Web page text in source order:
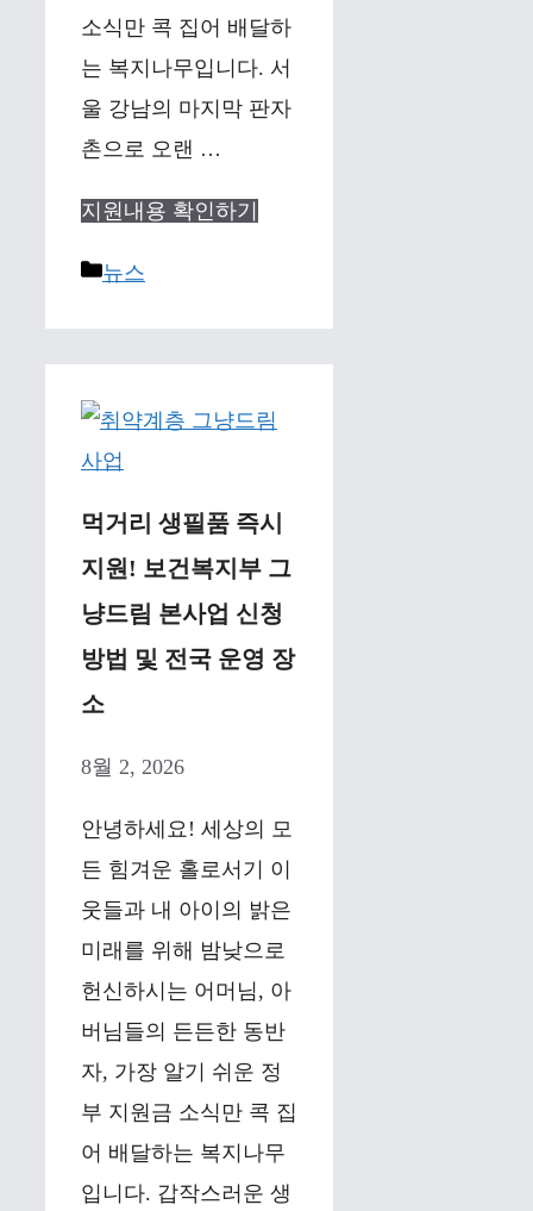
소식만 콕 집어 배달하
는 복지나무입니다. 서
울 강남의 마지막 판자
촌으로 오랜 …
지원내용 확인하기
Categories
뉴스
먹거리 생필품 즉시
지원! 보건복지부 그
냥드림 본사업 신청
방법 및 전국 운영 장
소
8월 2, 2026
안녕하세요! 세상의 모
든 힘겨운 홀로서기 이
웃들과 내 아이의 밝은
미래를 위해 밤낮으로
헌신하시는 어머님, 아
버님들의 든든한 동반
자, 가장 알기 쉬운 정
부 지원금 소식만 콕 집
어 배달하는 복지나무
입니다. 갑작스러운 생